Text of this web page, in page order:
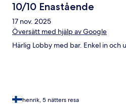
10/10 Enastående
17 nov. 2025
Översätt med hjälp av Google
Härlig Lobby med bar. Enkel in och
henrik, 5 nätters resa